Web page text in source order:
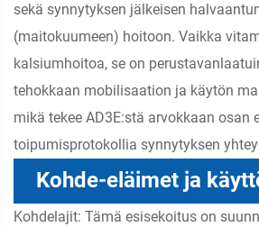
sekä synnytyksen jälkeisen
(maitokuumeen) hoitoon. Vaikka
kalsiumhoitoa, se on
tehokkaan mobilisaation ja käytön
mikä tekee AD3E:stä arvokkaan osan
toipumisprotokollia synnytyksen
Kohde-eläimet ja
Kohdelajit: Tämä esisekoitus on